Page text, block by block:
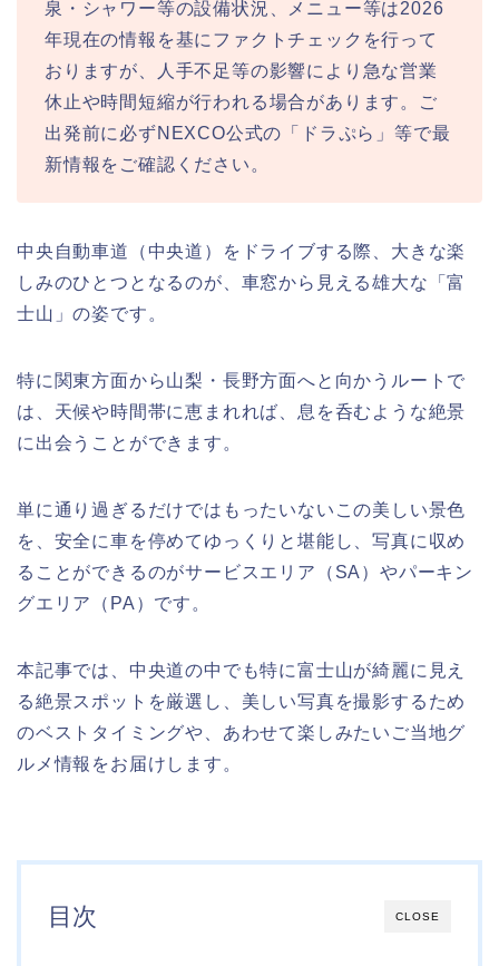
泉・シャワー等の設備状況、メニュー等は2026
年現在の情報を基にファクトチェックを行って
おりますが、人手不足等の影響により急な営業
休止や時間短縮が行われる場合があります。ご
出発前に必ずNEXCO公式の「ドラぷら」等で最
新情報をご確認ください。
中央自動車道（中央道）をドライブする際、大きな楽
しみのひとつとなるのが、車窓から見える雄大な「富
士山」の姿です。
特に関東方面から山梨・長野方面へと向かうルートで
は、天候や時間帯に恵まれれば、息を呑むような絶景
に出会うことができます。
単に通り過ぎるだけではもったいないこの美しい景色
を、安全に車を停めてゆっくりと堪能し、写真に収め
ることができるのがサービスエリア（SA）やパーキン
グエリア（PA）です。
本記事では、中央道の中でも特に富士山が綺麗に見え
る絶景スポットを厳選し、美しい写真を撮影するため
のベストタイミングや、あわせて楽しみたいご当地グ
ルメ情報をお届けします。
CLOSE
目次